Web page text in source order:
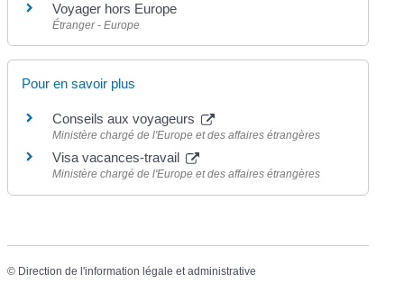
Voyager hors Europe
Étranger - Europe
Pour en savoir plus
Conseils aux voyageurs
Ministère chargé de l'Europe et des affaires étrangères
Visa vacances-travail
Ministère chargé de l'Europe et des affaires étrangères
© Direction de l'information légale et administrative